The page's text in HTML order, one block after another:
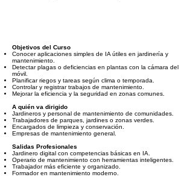
Objetivos del Curso
Conocer aplicaciones simples de IA útiles en jardinería y
mantenimiento.
Detectar plagas o deficiencias en plantas con la cámara del
móvil.
Planificar riegos y tareas según clima o temporada.
Controlar y registrar trabajos de mantenimiento.
Mejorar la eficiencia y la seguridad en zonas comunes.
A quién va dirigido
Jardineros y personal de mantenimiento de comunidades.
Trabajadores de parques, jardines o zonas verdes.
Encargados de limpieza y conservación.
Empresas de mantenimiento general.
Salidas Profesionales
Jardinero digital con competencias básicas en IA.
Operario de mantenimiento con herramientas inteligentes.
Trabajador más eficiente y organizado.
Formador en mantenimiento moderno.